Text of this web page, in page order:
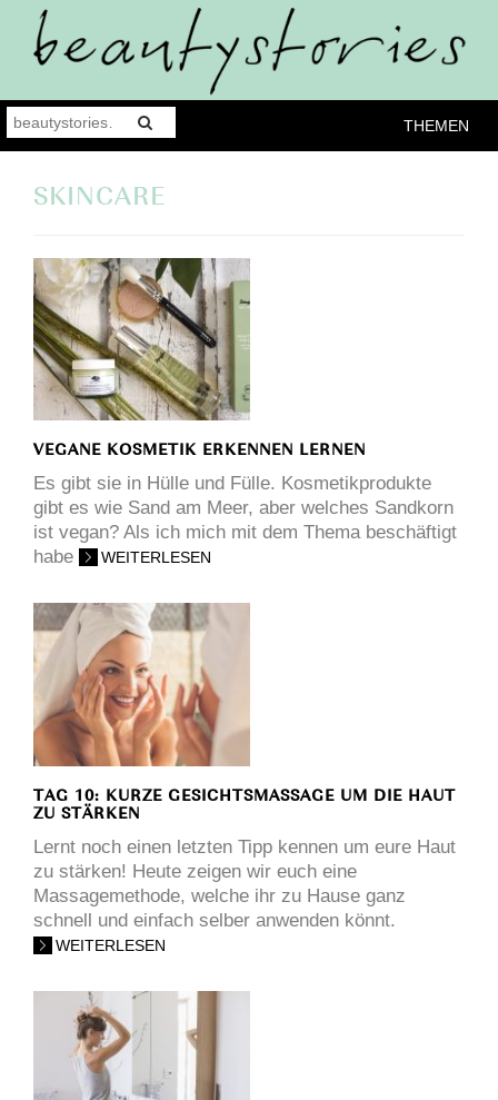
THEMEN
SKINCARE
VEGANE KOSMETIK ERKENNEN LERNEN
Es gibt sie in Hülle und Fülle. Kosmetikprodukte
gibt es wie Sand am Meer, aber welches Sandkorn
ist vegan? Als ich mich mit dem Thema beschäftigt
habe
WEITERLESEN
TAG 10: KURZE GESICHTSMASSAGE UM DIE HAUT
ZU STÄRKEN
Lernt noch einen letzten Tipp kennen um eure Haut
zu stärken! Heute zeigen wir euch eine
Massagemethode, welche ihr zu Hause ganz
schnell und einfach selber anwenden könnt.
WEITERLESEN